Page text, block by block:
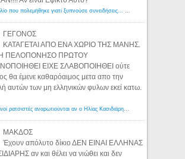
Ένα βιβλίο που πολεμήθηκε γιατί ξυπνούσε συνειδήσεις... - Λόγιος Ερμής | Η γνώση ξεκινάει με την αναζήτηση...
ΓΕΓΟΝΟΣ
ΚΑΤΑΓΕΤΑΙ ΑΠΟ ΕΝΑ ΧΩΡΙΟ ΤΗΣ ΜΑΝΗΣ.
ΠΕΛΟΠΟΝΗΣΟ ΠΡΩΤΟΥ
ΕΙΧΕ ΣΛΑΒΟΠΟΙΗΘΕΙ ούτε
θα έμενε καθαρόαιμος μετα απο την
αυτών των μη ελληνικών φυλων εκεί κατω.
Αμερικανοί ρατσιστές αναρωτιούνται αν ο Ηλίας Κασιδιάρης ανήκει στη λευκή φυλή... - Λόγιος Ερμής
ΜΑΚΔΟΣ
Έχουν απόλυτο δίκιο ΔΕΝ ΕΙΝΑΙ ΕΛΛΗΝΑΣ
αν και θέλει να νιώθει και δεν